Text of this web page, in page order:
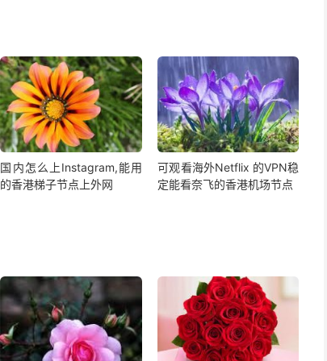
国内怎么上Instagram,能用
的香港梯子节点上外网
可观看海外Netflix 的VPN稳
定能看奈飞的香港机场节点